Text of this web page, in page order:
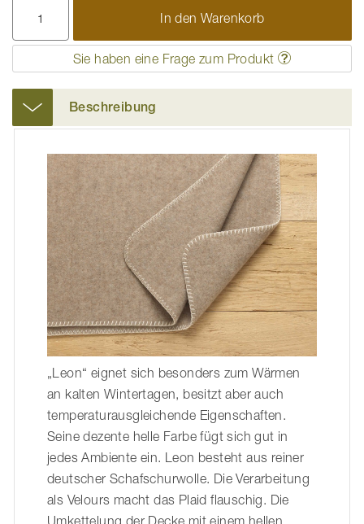
In den Warenkorb
Sie haben eine Frage zum Produkt
Beschreibung
„Leon“ eignet sich besonders zum Wärmen
an kalten Wintertagen, besitzt aber auch
temperaturausgleichende Eigenschaften.
Seine dezente helle Farbe fügt sich gut in
jedes Ambiente ein. Leon besteht aus reiner
deutscher Schafschurwolle. Die Verarbeitung
als Velours macht das Plaid flauschig. Die
Umkettelung der Decke mit einem hellen